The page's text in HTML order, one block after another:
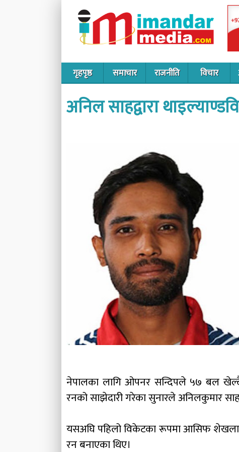
गृहपृष्ठ समाचार राजनीति विचार
अनिल साहद्वारा
नेपालका लागि ओपनर सन्दिपले ५७ बल
रनको साझेदारी गरेका सुनारले अनिलकुमार
यसअघि पहिलो विकेटका रूपमा आसिफ
रन बनाएका थिए।